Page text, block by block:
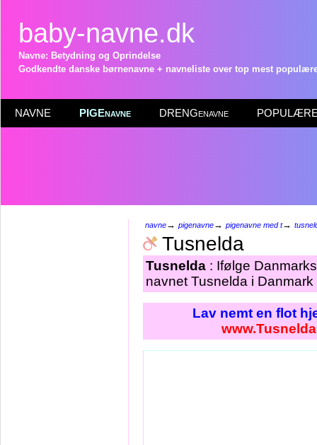
baby-navne.dk
Navne: Betydning og Oprindelse
Godkendte danske børnenavne + navneliste over top mest
NAVNE PIGEnavne DRENGenavne POPULÆRE
navne→ pigenavne→ pigenavne med t→
Tusnelda
Tusnelda : Ifølge
navnet Tusnelda i
Lav nemt en flot